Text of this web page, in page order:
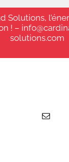
Solutions,
! –
solutions.com